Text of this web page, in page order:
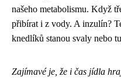
našeho metabolismu. Když
přibírat i z vody. A inzulín?
knedlíků stanou svaly nebo
Zajímavé je, že i čas jídla